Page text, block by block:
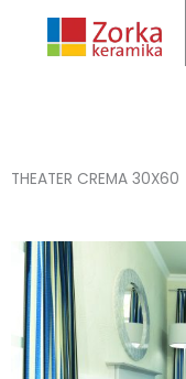
content
THEATER CREMA 30X60